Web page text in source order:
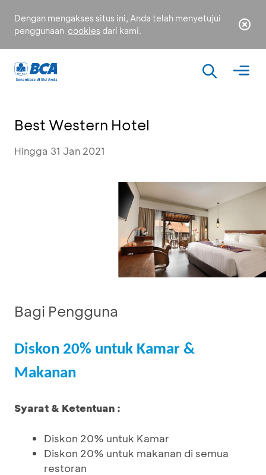
Dengan mengakses situs ini, Anda telah menyetujui
penggunaan cookies dari kami.
Best Western Hotel
Hingga 31 Jan 2021
Bagi Pengguna
Diskon 20% untuk Kamar &
Makanan
Syarat & Ketentuan :
Diskon 20% untuk Kamar
Diskon 20% untuk makanan di semua
restoran